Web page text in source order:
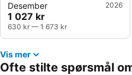
Desember 2026
1 027 kr
630 kr — 1 673 kr
Vis mer
Ofte stilte spørsmål